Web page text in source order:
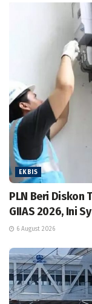
EKBIS
PLN Beri Diskon
GIIAS 2026, Ini
6 August 2026